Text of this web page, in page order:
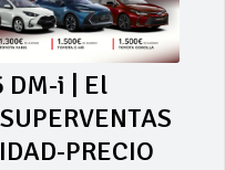
DM-i | El
PRECIO